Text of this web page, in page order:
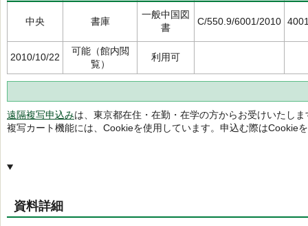
中央 書庫
一般中国図
書
C/550.9/6001/2010
2010/10/22
可能（館内閲
覧）
利用可
遠隔複写申込みは、東京都在住・在勤・在学の方からお受けいたしま
複写カート機能には、Cookieを使用しています。申込む際はCookie
資料詳細